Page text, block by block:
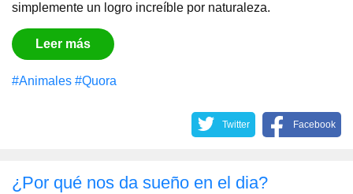
simplemente un logro increíble por naturaleza.
Leer más
#Animales #Quora
Twitter Facebook
¿Por qué nos da sueño en el dia?